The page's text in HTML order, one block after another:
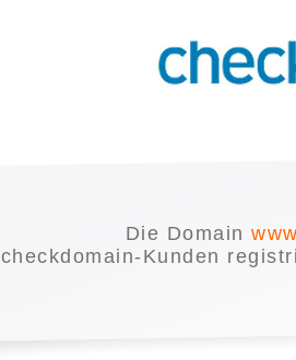
Die Domain
checkdomain-Kunden